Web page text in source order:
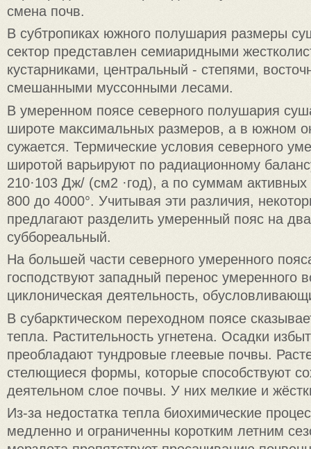
смена почв.
В субтропиках южного полушария размеры
сектор представлен семиаридными
кустарниками, центральный - степями,
смешанными муссонными лесами.
В умеренном поясе северного полушария
широте максимальных размеров, а в южном
сужается. Термические условия северного
широтой варьируют по радиационному
210·103 Дж/ (см2 ·год), а по суммам активных
800 до 4000°. Учитывая эти различия,
предлагают разделить умеренный пояс на
суббореальный.
На большей части северного умеренного
господствуют западный перенос умеренного
циклоническая деятельность,
В субарктическом переходном поясе
тепла. Растительность угнетена. Осадки
преобладают тундровые глеевые почвы.
стелющиеся формы, которые способствуют
деятельном слое почвы. У них мелкие и
Из-за недостатка тепла биохимические
медленно и ограниченны коротким летним